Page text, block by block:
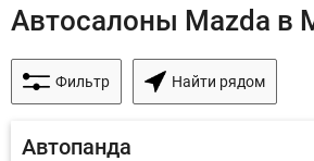
Автосалоны Mazda в
Фильтр Найти рядом
Автопанда